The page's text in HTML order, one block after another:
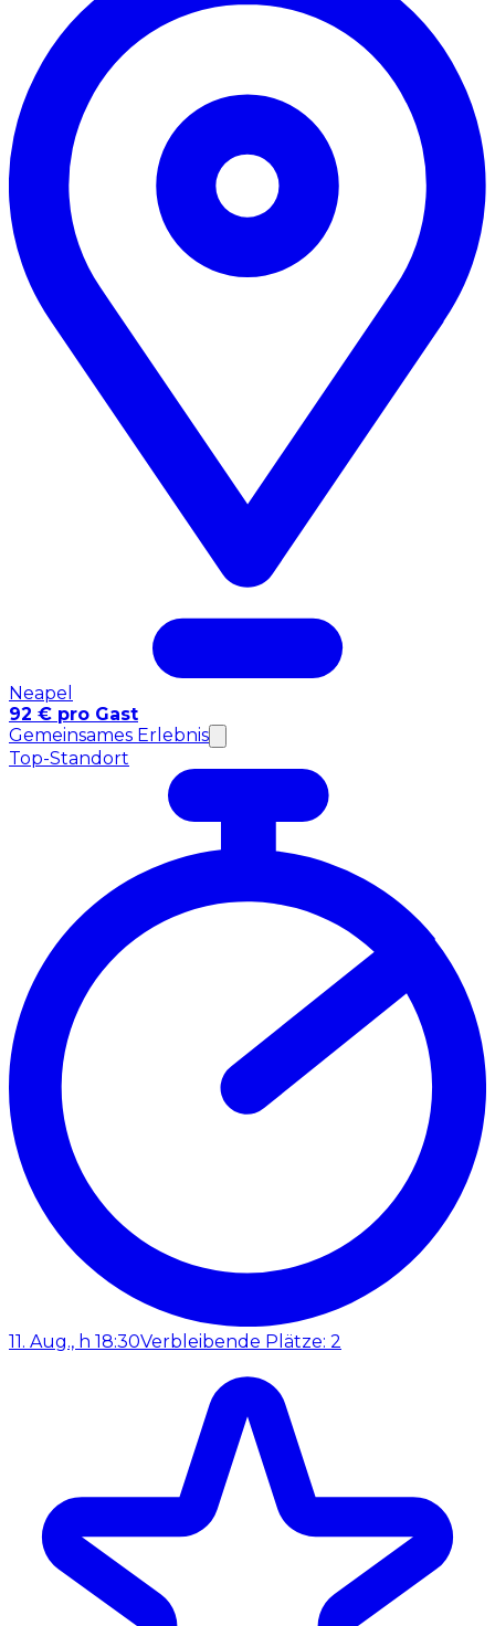
Neapel
92 € pro Gast
Gemeinsames Erlebnis
Top-Standort
11. Aug., h 18:30Verbleibende Plätze: 2